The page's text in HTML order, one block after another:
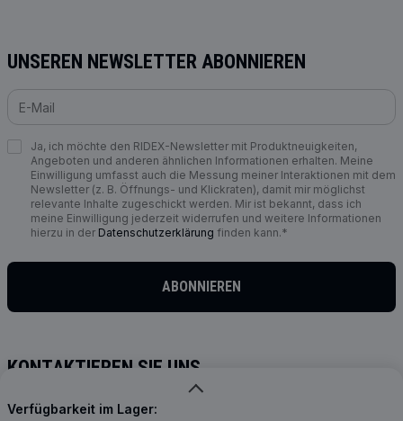
Verfügbarkeit im Lager:
KONTAKTIEREN SIE UNS
info@ridex.de
UNSEREN NEWSLETTER ABONNIEREN
Ja, ich möchte den RIDEX-Newsletter mit Produktneuigkeiten,
Angeboten und anderen ähnlichen Informationen erhalten. Meine
Einwilligung umfasst auch die Messung meiner Interaktionen mit dem
Newsletter (z. B. Öffnungs- und Klickraten), damit mir möglichst
relevante Inhalte zugeschickt werden. Mir ist bekannt, dass ich
meine Einwilligung jederzeit widerrufen und weitere Informationen
hierzu in der Datenschutzerklärung finden kann.*
ABONNIEREN